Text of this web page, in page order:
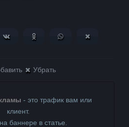
в Telegram
Поделиться ВКонтактеПоделиться в
Поделиться в
Убрать
- это трафик вам или
клиент.
баннере в статье.